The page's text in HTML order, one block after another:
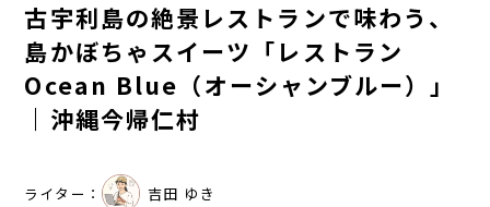
古宇利島の絶景レストランで味わう、
島かぼちゃスイーツ「レストラン
Ocean Blue（オーシャンブルー）」
｜沖縄今帰仁村
ライター： 吉田 ゆき